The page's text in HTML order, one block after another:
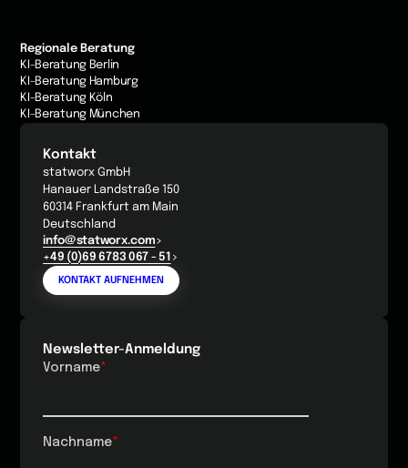
Regionale Beratung
KI-Beratung Berlin
KI-Beratung Hamburg
KI-Beratung Köln
KI-Beratung München
Kontakt
statworx GmbH
Hanauer Landstraße 150
60314 Frankfurt am Main
Deutschland
info@statworx.com
+49 (0)69 6783 067 - 51
KONTAKT AUFNEHMEN
Newsletter-Anmeldung